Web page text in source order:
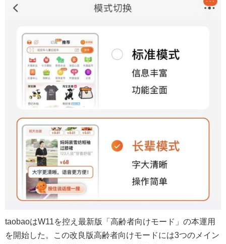
taobaoはW11を控え最新版「高齢者向けモード」の本運用
を開始した。この改良版高齢者向けモードには3つのメイン